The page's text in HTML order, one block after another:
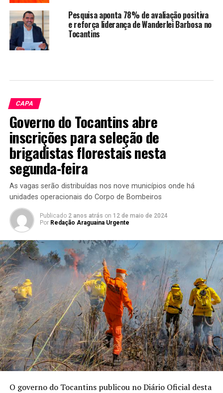
Pesquisa aponta 78% de avaliação positiva
e reforça liderança de Wanderlei Barbosa no
Tocantins
CAPA
Governo do Tocantins abre
inscrições para seleção de
brigadistas florestais nesta
segunda-feira
As vagas serão distribuídas nos nove municípios onde há
unidades operacionais do Corpo de Bombeiros
Publicado 2 anos atrás on 12 de maio de 2024
Por Redação Araguaina Urgente
O governo do Tocantins publicou no Diário Oficial desta